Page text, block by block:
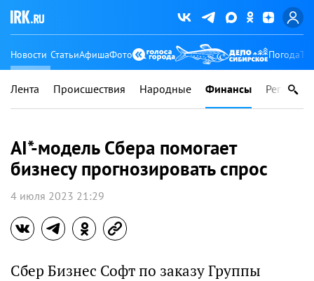
Новости СтатьиАфишаФото Погода
Лента Происшествия Народные Финансы Регионы
AI*-модель Сбера помогает
бизнесу прогнозировать спрос
4 июля 2023 21:29
Сбер Бизнес Софт по заказу Группы